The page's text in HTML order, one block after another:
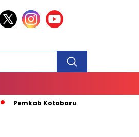
Pemkab Kotabaru Apresiasi Kunjungan